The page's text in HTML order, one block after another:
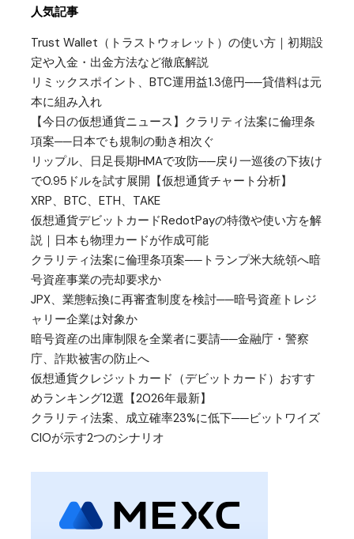
人気記事
Trust Wallet（トラストウォレット）の使い方｜初期設
定や入金・出金方法など徹底解説
リミックスポイント、BTC運用益1.3億円──貸借料は元
本に組み入れ
【今日の仮想通貨ニュース】クラリティ法案に倫理条
項案──日本でも規制の動き相次ぐ
リップル、日足長期HMAで攻防──戻り一巡後の下抜け
で0.95ドルを試す展開【仮想通貨チャート分析】
XRP、BTC、ETH、TAKE
仮想通貨デビットカードRedotPayの特徴や使い方を解
説｜日本も物理カードが作成可能
クラリティ法案に倫理条項案──トランプ米大統領へ暗
号資産事業の売却要求か
JPX、業態転換に再審査制度を検討──暗号資産トレジ
ャリー企業は対象か
暗号資産の出庫制限を全業者に要請──金融庁・警察
庁、詐欺被害の防止へ
仮想通貨クレジットカード（デビットカード）おすす
めランキング12選【2026年最新】
クラリティ法案、成立確率23%に低下──ビットワイズ
CIOが示す2つのシナリオ